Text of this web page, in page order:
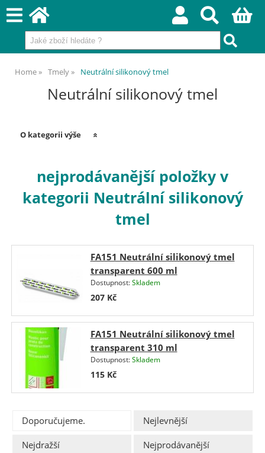
Home Tmely Neutrální silikonový tmel
Neutrální silikonový tmel
O kategorii výše
nejprodávanější položky v
kategorii Neutrální silikonový
tmel
FA151 Neutrální silikonový tmel
transparent 600 ml
Dostupnost:Skladem
207 Kč
FA151 Neutrální silikonový tmel
transparent 310 ml
Dostupnost:Skladem
115 Kč
Doporučujeme.
Nejlevnější
Nejdražší
Nejprodávanější